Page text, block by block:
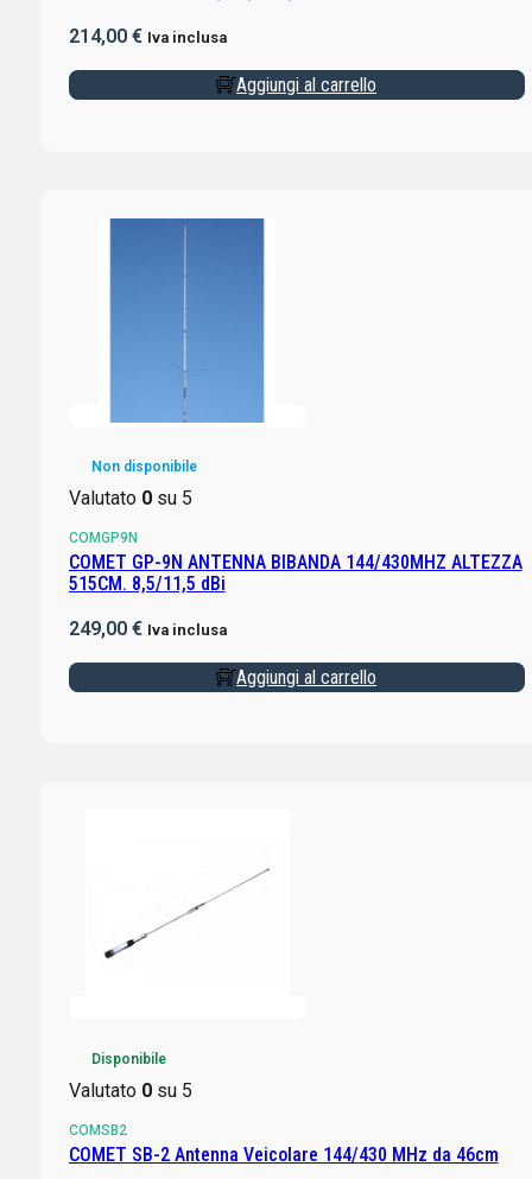
214,00 € Iva inclusa
Aggiungi al carrello
Non disponibile
Valutato 0su 5
COMGP9N
COMET GP-9N ANTENNA BIBANDA 144/430MHZ ALTEZZA
515CM. 8,5/11,5 dBi
249,00 € Iva inclusa
Aggiungi al carrello
Disponibile
Valutato 0su 5
COMSB2
COMET SB-2 Antenna Veicolare 144/430 MHz da 46cm